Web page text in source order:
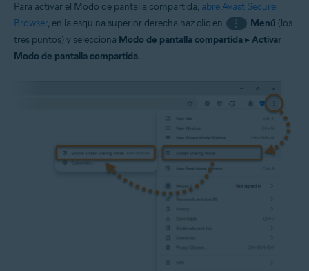
Para activar el Modo de pantalla compartida, abre Avast Secure
Browser, en la esquina superior derecha haz clic en ⋮ Menú (los
tres puntos) y selecciona Modo de pantalla compartida▸Activar
Modo de pantalla compartida.